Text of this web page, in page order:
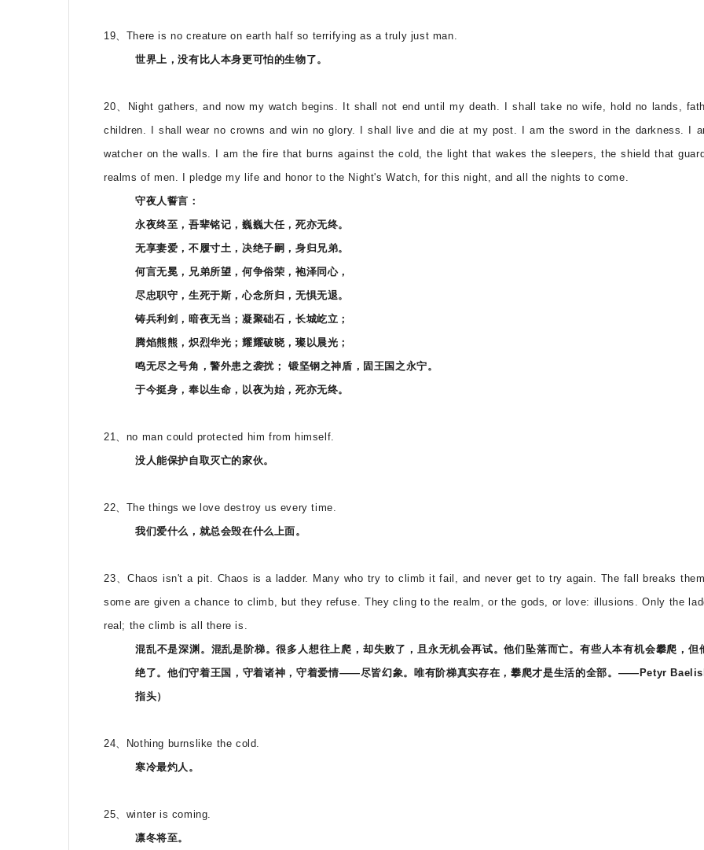
19、There is no creature on earth half so terrifying as a truly just man.
世界上，没有比人本身更可怕的生物了。
20、Night gathers, and now my watch begins. It shall not end until my death. I shall take no wife, hold no lands,
children. I shall wear no crowns and win no glory. I shall live and die at my post. I am the sword in the darkness. I
watcher on the walls. I am the fire that burns against the cold, the light that wakes the sleepers, the shield that
realms of men. I pledge my life and honor to the Night's Watch, for this night, and all the nights to come.
守夜人誓言：
永夜终至，吾辈铭记，巍巍大任，死亦无终。
无享妻爱，不履寸土，决绝子嗣，身归兄弟。
何言无冕，兄弟所望，何争俗荣，袍泽同心，
尽忠职守，生死于斯，心念所归，无惧无退。
铸兵利剑，暗夜无当；凝聚础石，长城屹立；
腾焰熊熊，炽烈华光；耀耀破晓，璨以晨光；
鸣无尽之号角，警外患之袭扰； 锻坚钢之神盾，固王国之永宁。
于今挺身，奉以生命，以夜为始，死亦无终。
21、no man could protected him from himself.
没人能保护自取灭亡的家伙。
22、The things we love destroy us every time.
我们爱什么，就总会毁在什么上面。
23、Chaos isn't a pit. Chaos is a ladder. Many who try to climb it fail, and never get to try again. The fall breaks
some are given a chance to climb, but they refuse. They cling to the realm, or the gods, or love: illusions. Only the
real; the climb is all there is.
混乱不是深渊。混乱是阶梯。很多人想往上爬，却失败了，且永无机会再试。他们坠落而亡。有些人本有机会攀爬，但
绝了。他们守着王国，守着诸神，守着爱情——尽皆幻象。唯有阶梯真实存在，攀爬才是生活的全部。——Petyr
指头）
24、Nothing burnslike the cold.
寒冷最灼人。
25、winter is coming.
凛冬将至。